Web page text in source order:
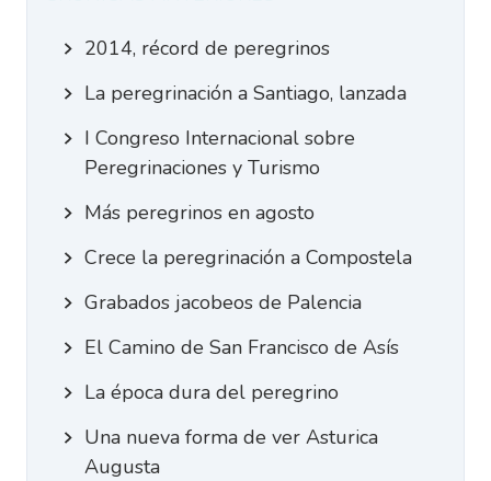
2014, récord de peregrinos
La peregrinación a Santiago, lanzada
I Congreso Internacional sobre
Peregrinaciones y Turismo
Más peregrinos en agosto
Crece la peregrinación a Compostela
Grabados jacobeos de Palencia
El Camino de San Francisco de Asís
La época dura del peregrino
Una nueva forma de ver Asturica
Augusta